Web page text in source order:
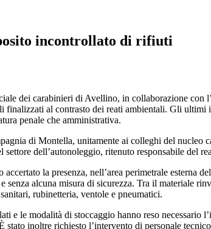
incontrollato di rifiuti
dei carabinieri di Avellino, in collaborazione con
finalizzati al contrasto dei reati ambientali. Gli
penale che amministrativa.
di Montella, unitamente ai colleghi del
settore dell’autonoleggio, ritenuto responsabile del
la presenza, nell’area perimetrale esterna
senza alcuna misura di sicurezza. Tra il materiale
rubinetteria, ventole e pneumatici.
e le modalità di stoccaggio hanno reso necessario
stato inoltre richiesto l’intervento di personale